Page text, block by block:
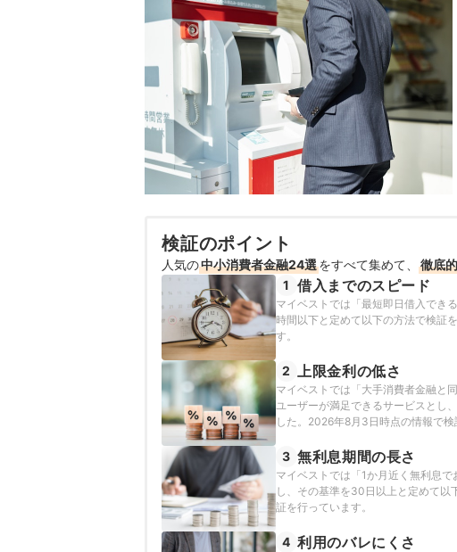
検証のポイント
人気の中小消費者金融24選をすべて集めて、 徹底
1 借入までのスピード
マイベストでは「最短即日借入でき
時間以下と定めて以下の方法で検証
す。
2 上限金利の低さ
マイベストでは「大手消費者金融と
ユーザーが満足できるサービスとし
した。2026年8月3日時点の情報で検
3 無利息期間の長さ
マイベストでは「1か月近く無利息
し、その基準を30日以上と定めて
証を行っています。
4 利用のバレにくさ